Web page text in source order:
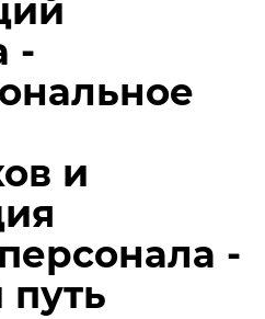
-
и
-